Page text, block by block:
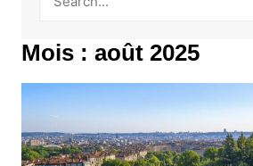
Mois : août 2025